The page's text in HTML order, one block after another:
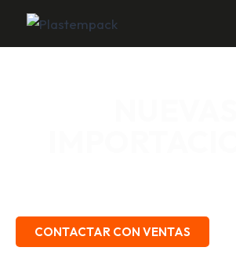
CONTACTAR CON VENTAS